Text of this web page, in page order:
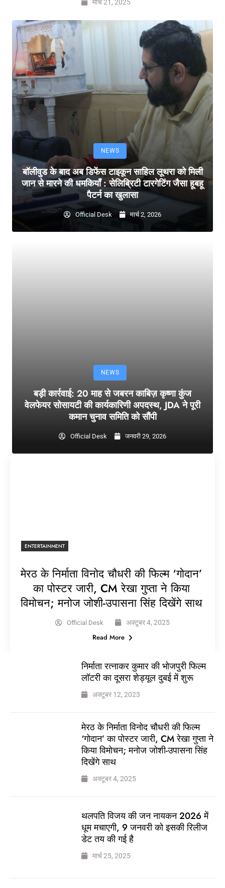
मार्च 21, 2025
NEWS
बॉलीवुड के बाद अब डिफेंस टाइकून साहिल लूथरा को मिली
जान से मारने की धमकियाँ : सेलिब्रिटी टारगेटिंग जैसा हूबहू
पैटर्न का खुलासा
Official Desk मार्च 2, 2026
NEWS
बड़ी कार्रवाई: 20 माह से जबरन काबिज़ कृष्णा कुंज
वेलफेयर सोसायटी की कार्यकारिणी अपदस्थ, JDA ने पूरी
कमान चुनाव समिति को सौंपी
Official Desk जनवरी 29, 2026
ENTERTAINMENT
मेरठ के निर्माता विनोद चौधरी की फिल्म ‘गोदान’
का पोस्टर जारी, CM रेखा गुप्ता ने किया
विमोचन; मनोज जोशी-उपासना सिंह दिखेंगे साथ
Official Desk अक्टूबर 4, 2025
Read More
निर्माता रत्नाकर कुमार की भोजपुरी फिल्म
लॉटरी का दूसरा शेड्यूल दुबई में शुरू
अक्टूबर 12, 2023
मेरठ के निर्माता विनोद चौधरी की फिल्म
‘गोदान’ का पोस्टर जारी, CM रेखा गुप्ता ने
किया विमोचन; मनोज जोशी-उपासना सिंह
दिखेंगे साथ
अक्टूबर 4, 2025
थलपति विजय की जन नायकन 2026 में
धूम मचाएगी, 9 जनवरी को इसकी रिलीज
डेट तय की गई है
मार्च 25, 2025